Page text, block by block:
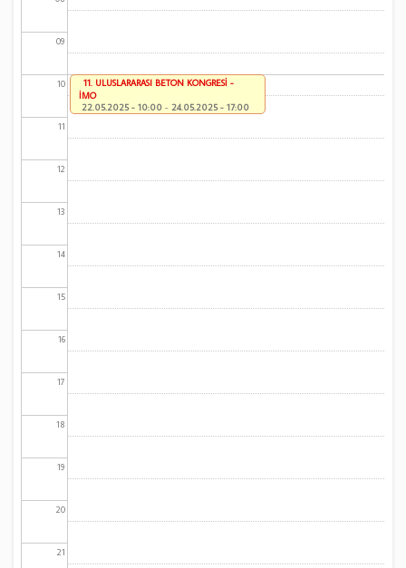
09
10
11
12
13
14
15
16
17
18
19
20
21
11. ULUSLARARASI BETON KONGRESİ -
İMO
22.05.2025 - 10:00 - 24.05.2025 - 17:00